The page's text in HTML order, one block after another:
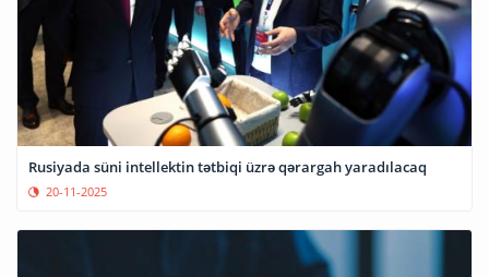
Rusiyada süni intellektin tətbiqi üzrə qərargah yaradılacaq
20-11-2025